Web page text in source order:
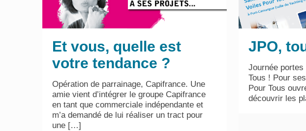
Et vous, quelle est
votre tendance ?
Opération de parrainage, Capifrance. Une
amie vient d’intégrer le groupe Capifrance
en tant que commerciale indépendante et
m’a demandé de lui réaliser un tract pour
une[…]
JPO,
Journée
Tous ! Pour
Pour Tous
découvrir les